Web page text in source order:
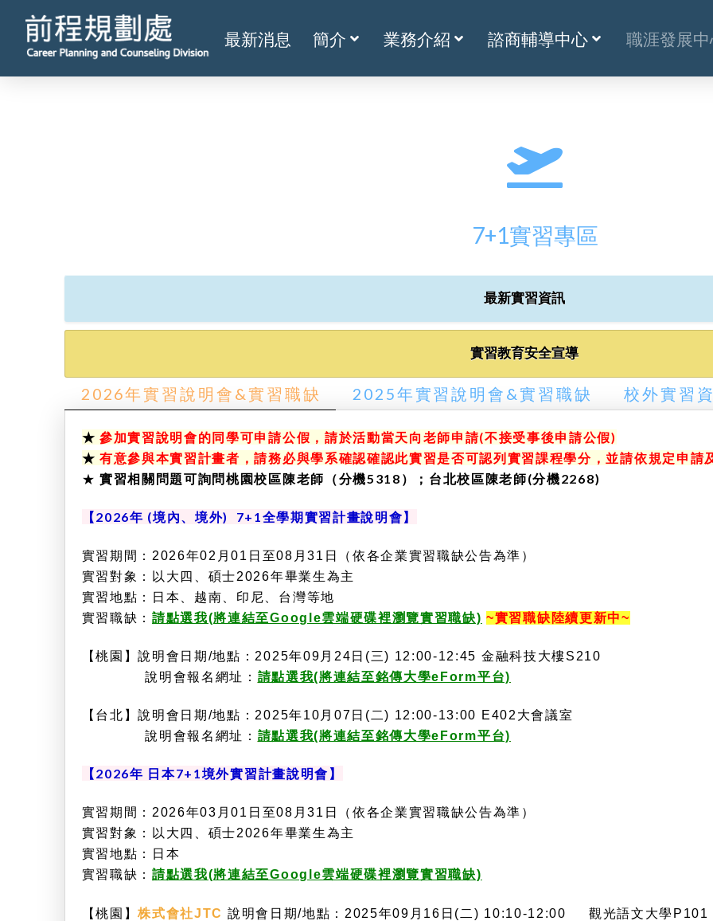
最新消息 簡介 業務介紹 諮商輔導中心 職涯發展
7+1實習專區
最新實習資訊
實習教育安全宣導
2026年實習說明會&實習職缺 2025年實習說明會&實習職缺 校外實習
★ 參加實習說明會的同學可申請公假，請於活動當天向老師申請(不接受事後申請公假)
★有意參與本實習計畫者，請務必與學系確認確認此實習是否可認列實習課程學分，並請依規定申請
★實習相關問題可詢問桃園校區陳老師（分機5318）；台北校區陳老師(分機2268)
【2026年 (境內、境外) 7+1全學期實習計畫說明會】
實習期間：2026年02月01日至08月31日（依各企業實習職缺公告為準）
實習對象：以大四、碩士2026年畢業生為主
實習地點：日本、越南、印尼、 台灣等地
實習職缺：請點選我(將連結至Google雲端硬碟裡瀏覽實習職缺) ~實習職缺陸續更新中~
【桃園】說明會日期/地點：2025年09月24日(三) 12:00-12:45 金融科技大樓S210
說明會報名網址： 請點選我(將連結至銘傳大學eForm平台)
【台北】說明會日期/地點：2025年10月07日(二) 12:00-13:00 E402大會議室
說明會報名網址： 請點選我(將連結至銘傳大學eForm平台)
【2026年 日本7+1境外實習計畫說明會】
實習期間：2026年03月01日至08月31日（依各企業實習職缺公告為準）
實習對象：以大四、碩士2026年畢業生為主
實習地點：
日本
實習職缺：請點選我(將連結至Google雲端硬碟裡瀏覽實習職缺)
【桃園】株式會社JTC 說明會日期/地點：2025年09月16日(二 ) 10:10-12:00 觀光語文大學P101